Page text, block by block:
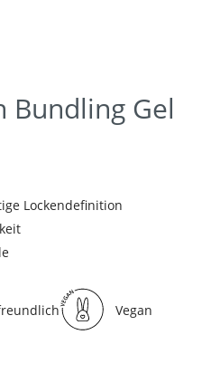
Bundling Gel
Lockendefinition
Vegan